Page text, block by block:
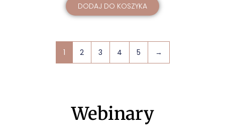
DODAJ DO KOSZYKA
1 2 3 4 5 →
Webinary